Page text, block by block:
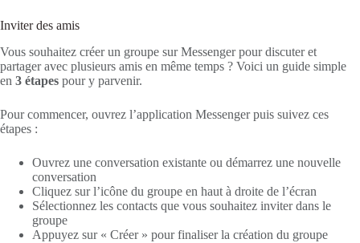
Inviter des amis
Vous souhaitez créer un groupe sur Messenger pour discuter et
partager avec plusieurs amis en même temps ? Voici un guide simple
en 3 étapes pour y parvenir.
Pour commencer, ouvrez l’application Messenger puis suivez ces
étapes :
Ouvrez une conversation existante ou démarrez une nouvelle
conversation
Cliquez sur l’icône du groupe en haut à droite de l’écran
Sélectionnez les contacts que vous souhaitez inviter dans le
groupe
Appuyez sur « Créer » pour finaliser la création du groupe